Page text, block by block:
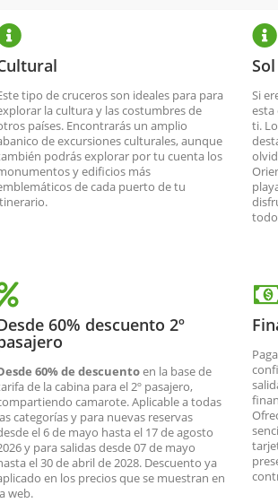
tipo de cruceros son ideales para para
la cultura y las costumbres de
países. Encontrarás un amplio
de excursiones culturales, aunque
podrás explorar por tu cuenta los
y edificios más
de cada puerto de tu
Si
esta
ti.
60% descuento 2º
60% de descuentoen la base de
de la cabina para el 2º pasajero,
camarote. Aplicable a todas
categorías y para nuevas reservas
el 6 de mayo hasta el 17 de agosto
y para salidas desde 07 de mayo
el 30 de abril de 2028. Descuento ya
en los precios que se muestran en
web.